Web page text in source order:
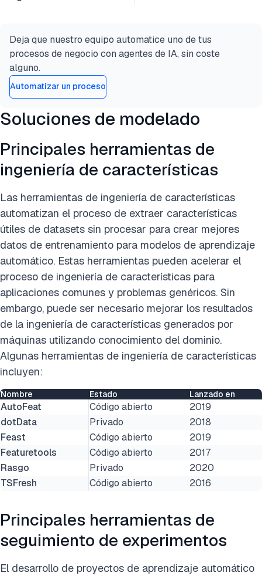
Deja que nuestro equipo automatice uno de tus
procesos de negocio con agentes de IA, sin coste
alguno.
Automatizar un proceso
Soluciones de modelado
Principales herramientas de
ingeniería de características
Las herramientas de ingeniería de características
automatizan el proceso de extraer características
útiles de datasets sin procesar para crear mejores
datos de entrenamiento para modelos de aprendizaje
automático. Estas herramientas pueden acelerar el
proceso de ingeniería de características para
aplicaciones comunes y problemas genéricos. Sin
embargo, puede ser necesario mejorar los resultados
de la ingeniería de características generados por
máquinas utilizando conocimiento del dominio.
Algunas herramientas de ingeniería de características
incluyen:
Nombre Estado Lanzado en
AutoFeat Código abierto
2019
dotData
Privado
2018
Feast
Código abierto
2019
Featuretools
Código abierto
2017
Rasgo
Privado
2020
TSFresh
Código abierto 2016
Principales herramientas de
seguimiento de experimentos
El desarrollo de proyectos de aprendizaje automático